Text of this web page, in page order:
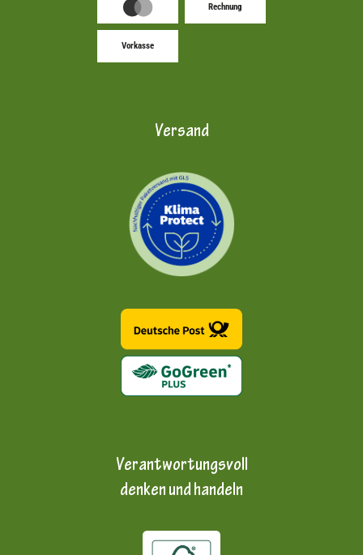
Rechnung
Vorkasse
Versand
Verantwortungsvoll
denken und handeln